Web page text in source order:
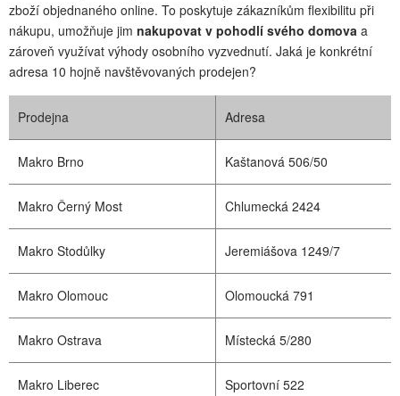
zboží objednaného online. To poskytuje zákazníkům flexibilitu při
nákupu, umožňuje jim nakupovat v pohodlí svého domova a
zároveň využívat výhody osobního vyzvednutí. Jaká je konkrétní
adresa 10 hojně navštěvovaných prodejen?
Prodejna Adresa
Makro Brno Kaštanová 506/50
Makro Černý Most Chlumecká 2424
Makro Stodůlky Jeremiášova 1249/7
Makro Olomouc Olomoucká 791
Makro Ostrava Místecká 5/280
Makro Liberec Sportovní 522